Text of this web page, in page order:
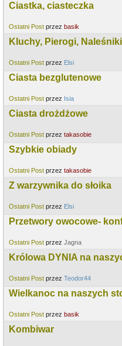
Ciastka, ciasteczka
Ostatni Post przez basik
Kluchy, Pierogi, Naleśniki
Ostatni Post przez Elsi
Ciasta bezglutenowe
Ostatni Post przez Isia
Ciasta drożdżowe
Ostatni Post przez takasobie
Szybkie obiady
Ostatni Post przez takasobie
Z warzywnika do słoika
Ostatni Post przez Elsi
Przetwory owocowe-
Ostatni Post przez Jagna
Królowa DYNIA na
Ostatni Post przez Teodor44
Wielkanoc na naszych
Ostatni Post przez basik
Kombiwar